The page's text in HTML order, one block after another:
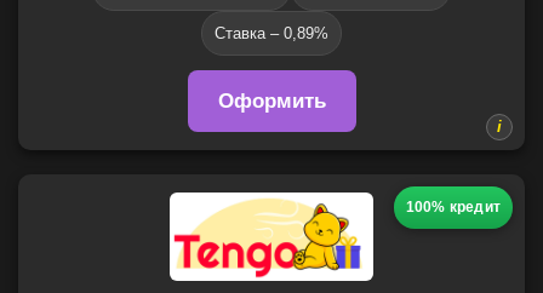
Ставка – 0,89%
Оформить
100% кредит